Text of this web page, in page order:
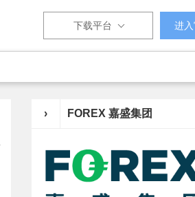
下载平台 进入
› FOREX 嘉盛集团